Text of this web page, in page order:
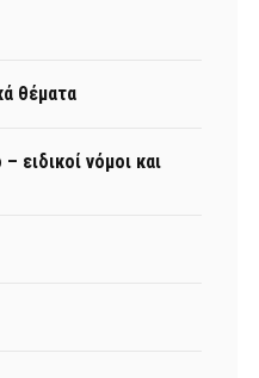
θέματα
ειδικοί νόμοι και